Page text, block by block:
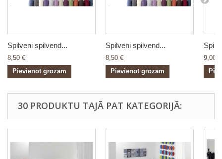
Spilveni spilvend...
8,50 €
Pievienot grozam
Spilveni spilvend...
8,50 €
Pievienot grozam
9,00 €
30 PRODUKTU TAJĀ PAT KATEGORIJĀ: